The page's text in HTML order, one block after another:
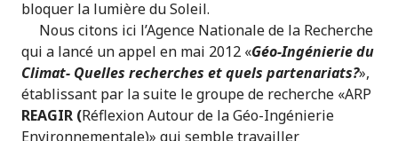
bloquer la lumière du Soleil.
Nous citons ici l’Agence Nationale de la Recherche
qui a lancé un appel en mai 2012 «Géo-Ingénierie du
Climat- Quelles recherches et quels partenariats?»,
établissant par la suite le groupe de recherche «ARP
REAGIR (Réflexion Autour de la Géo-Ingénierie
Environnementale)» qui semble travailler